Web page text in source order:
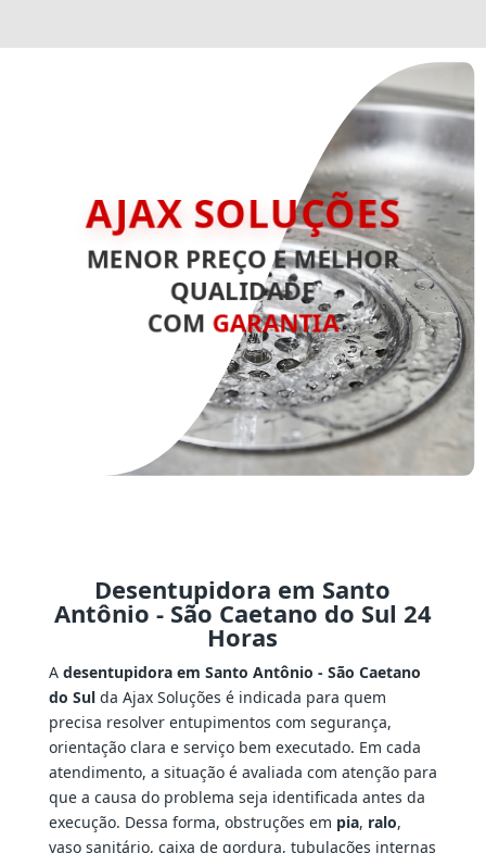
AJAX SOLUÇÕES
MENOR PREÇO E MELHOR
QUALIDADE
COM GARANTIA
Desentupidora em Santo
Antônio - São Caetano do Sul 24
Horas
A desentupidora em Santo Antônio - São Caetano
do Sulda Ajax Soluções é indicada para quem
precisa resolver entupimentos com segurança,
orientação clara e serviço bem executado. Em cada
atendimento, a situação é avaliada com atenção para
que a causa do problema seja identificada antes da
execução. Dessa forma, obstruções em pia, ralo,
vaso sanitário, caixa de gordura, tubulações internas